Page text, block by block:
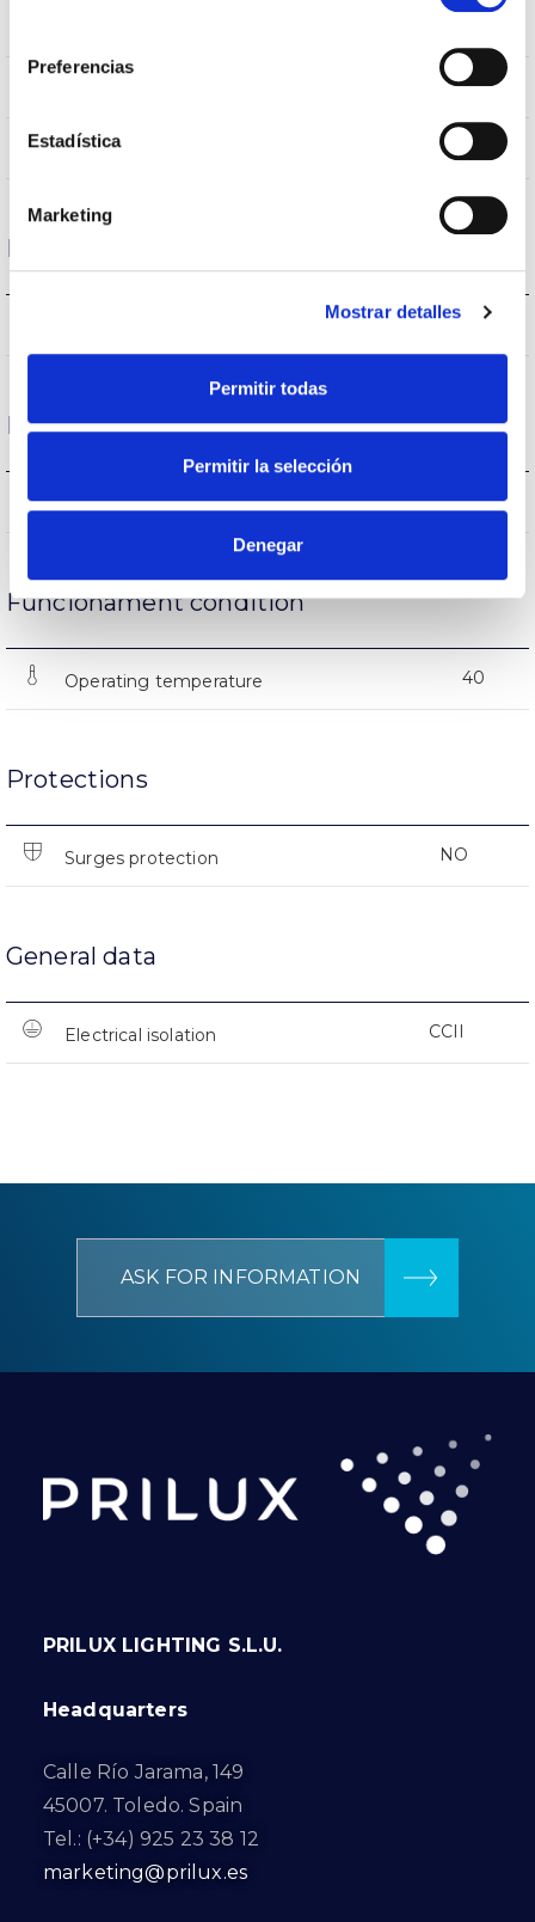
Preferencias
Estadística
Marketing
Mostrar detalles
Permitir todas
Permitir la selección
Denegar
IP40
Body AL
Performance
950lm
Life
Lifetime (L70B50>)50.000h
Funcionament condition
Operating temperature 40
Protections
Surges protection NO
General data
Electrical isolation CCII
ASK FOR INFORMATION
PRILUX LIGHTING S.L.U.
Headquarters
Calle Río Jarama, 149
45007. Toledo. Spain
Tel.: (+34) 925 23 38 12
marketing@prilux.es